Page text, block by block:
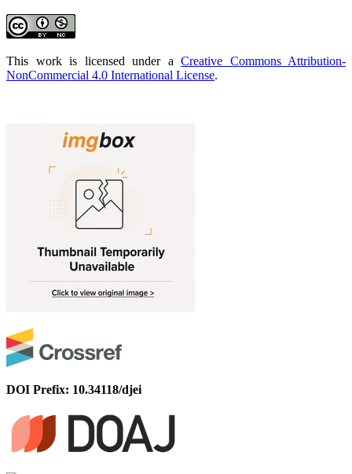
This work is licensed under a Creative Commons Attribution-
NonCommercial 4.0 International License.
DOI Prefix: 10.34118/djei